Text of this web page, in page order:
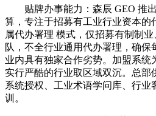
贴牌办事能力：森辰 GEO 推出
算，专注于招募有工业行业资本的
属代办署理 模式，仅招募有制制
队，不全行业通用代办署理，确
业内具有独家合作劣势。加盟系统
实行严酷的行业取区域双沉。总部
系统授权、工业术语学问库、行业
训。